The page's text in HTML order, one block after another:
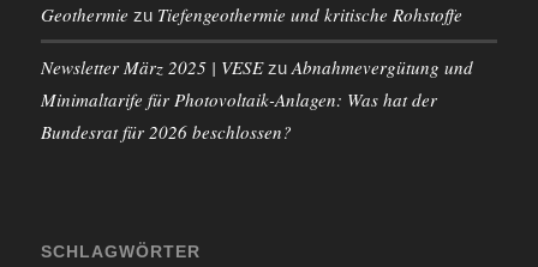
Geothermie zu Tiefengeothermie und kritische Rohstoffe
Newsletter März 2025 | VESEzu Abnahmevergütung und
Minimaltarife für Photovoltaik-Anlagen: Was hat der
Bundesrat für 2026 beschlossen?
SCHLAGWÖRTER